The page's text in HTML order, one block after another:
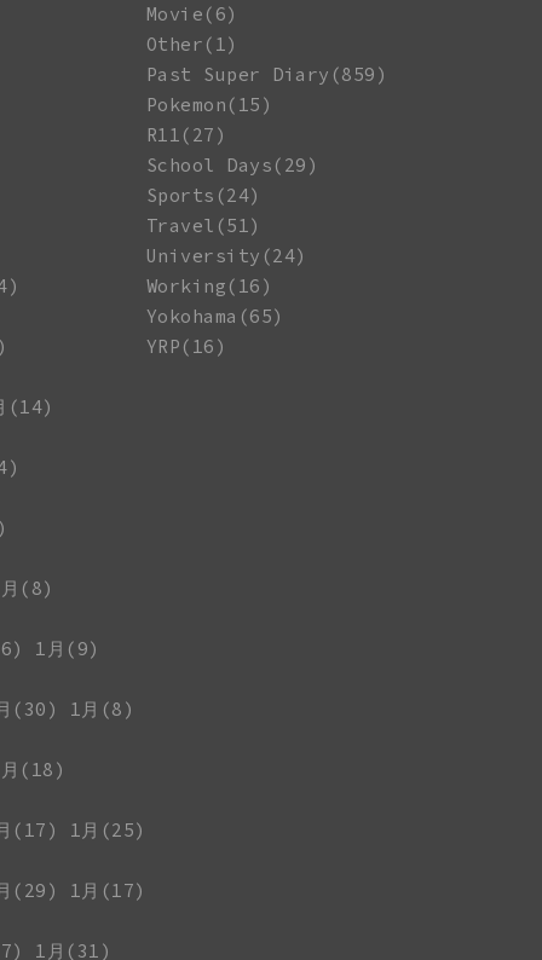
(14)
(8)
1月(9)
(30)
1月(8)
(18)
(17)
1月(25)
(29)
1月(17)
1月(31)
Movie(6)
Other(1)
Past Super Diary(859)
Pokemon(15)
R11(27)
School Days(29)
Sports(24)
Travel(51)
University(24)
Working(16)
Yokohama(65)
YRP(16)